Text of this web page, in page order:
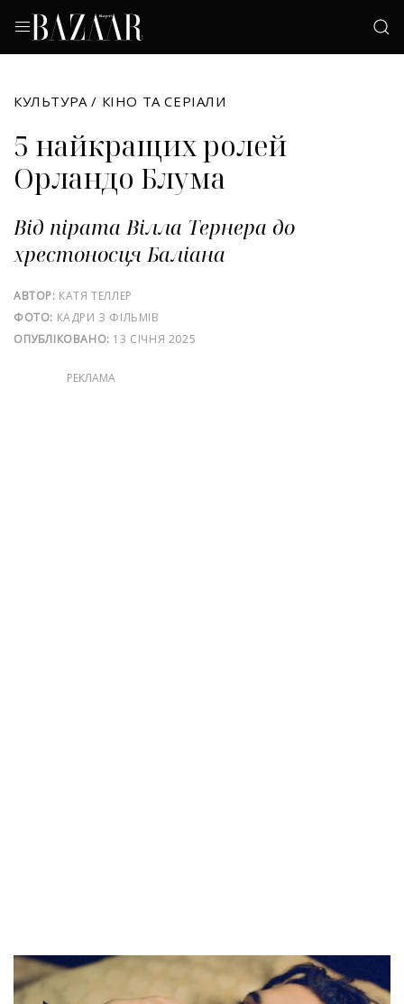
КУЛЬТУРА/ КІНО ТА СЕРІАЛИ
5 найкращих ролей
Орландо Блума
Від пірата Вілла Тернера до
хрестоносця Баліана
АВТОР: КАТЯ ТЕЛЛЕР
ФОТО: КАДРИ З ФІЛЬМІВ
ОПУБЛІКОВАНО: 13 СІЧНЯ 2025